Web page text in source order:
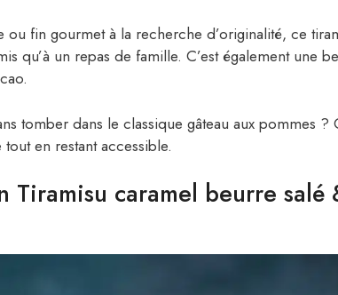
fin gourmet à la recherche d’originalité, ce
qu’à un repas de famille. C’est également une
tomber dans le classique gâteau aux pommes ?
en restant accessible.
Tiramisu caramel beurre salé